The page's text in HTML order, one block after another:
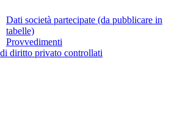
Dati società partecipate (da pubblicare in
tabelle)
Provvedimenti
diritto privato controllati